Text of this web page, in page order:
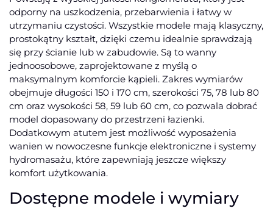
odporny na uszkodzenia, przebarwienia i łatwy w
utrzymaniu czystości. Wszystkie modele mają klasyczny,
prostokątny kształt, dzięki czemu idealnie sprawdzają
się przy ścianie lub w zabudowie. Są to wanny
jednoosobowe, zaprojektowane z myślą o
maksymalnym komforcie kąpieli. Zakres wymiarów
obejmuje długości 150 i 170 cm, szerokości 75, 78 lub 80
cm oraz wysokości 58, 59 lub 60 cm, co pozwala dobrać
model dopasowany do przestrzeni łazienki.
Dodatkowym atutem jest możliwość wyposażenia
wanien w nowoczesne funkcje elektroniczne i systemy
hydromasażu, które zapewniają jeszcze większy
komfort użytkowania.
Dostępne modele i wymiary